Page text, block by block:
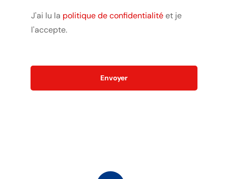
J'ai lu la politique de confidentialitéet je
l'accepte.
Envoyer